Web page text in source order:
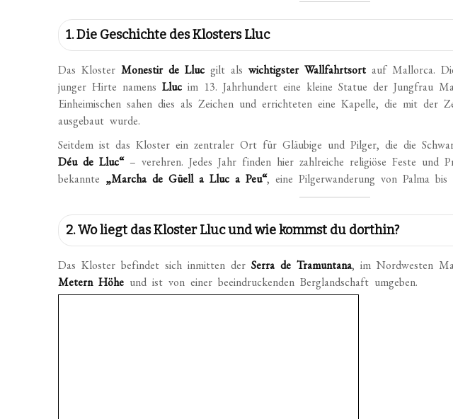
1. Die Geschichte des Klosters Lluc
Das KlosterMonestir de Lluc gilt alswichtigster Wallfahrtsort auf Mallorca.
junger Hirte namensLluc im 13. Jahrhundert eine kleine Statue der Jungfrau
Einheimischen sahen dies als Zeichen und errichteten eine Kapelle, die mit der
ausgebaut wurde.
Seitdem ist das Kloster ein zentraler Ort für Gläubige und Pilger, die die
Déu de Lluc“– verehren. Jedes Jahr finden hier zahlreiche religiöse Feste und
bekannte „Marcha de Güell a Lluc a Peu“, eine Pilgerwanderung von Palma bis
2. Wo liegt das Kloster Lluc und wie kommst du dorthin?
Das Kloster befindet sich inmitten derSerra de Tramuntana, im Nordwesten
Metern Höhe und ist von einer beeindruckenden Berglandschaft umgeben.